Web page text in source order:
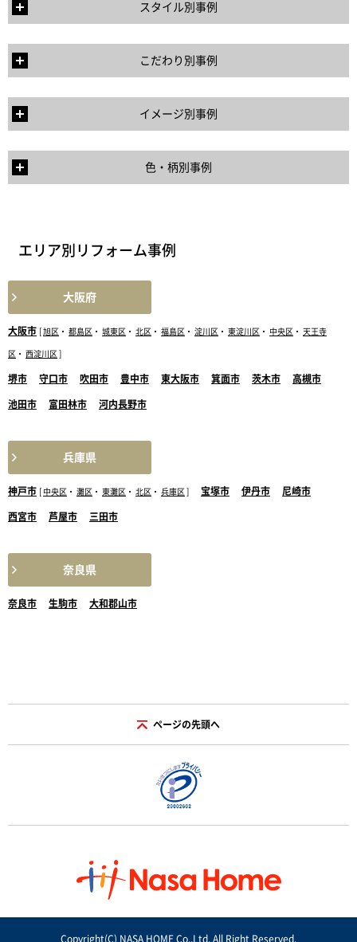
スタイル別事例
こだわり別事例
イメージ別事例
色・柄別事例
エリア別リフォーム事例
大阪府
大阪市 旭区 ・ 都島区 ・ 城東区 ・ 北区 ・ 福島区 ・ 淀川区 ・ 東淀川区 ・ 中央区 ・ 天王寺
区 ・ 西淀川区
堺市 守口市 吹田市 豊中市 東大阪市 箕面市 茨木市 高槻市
池田市 富田林市 河内長野市
兵庫県
神戸市 中央区 ・ 灘区 ・ 東灘区 ・ 北区 ・ 兵庫区 宝塚市 伊丹市 尼崎市
西宮市 芦屋市 三田市
奈良県
奈良市 生駒市 大和郡山市
ページの先頭へ
Copyright(C) NASA HOME Co.,Ltd. All Right Reserved.